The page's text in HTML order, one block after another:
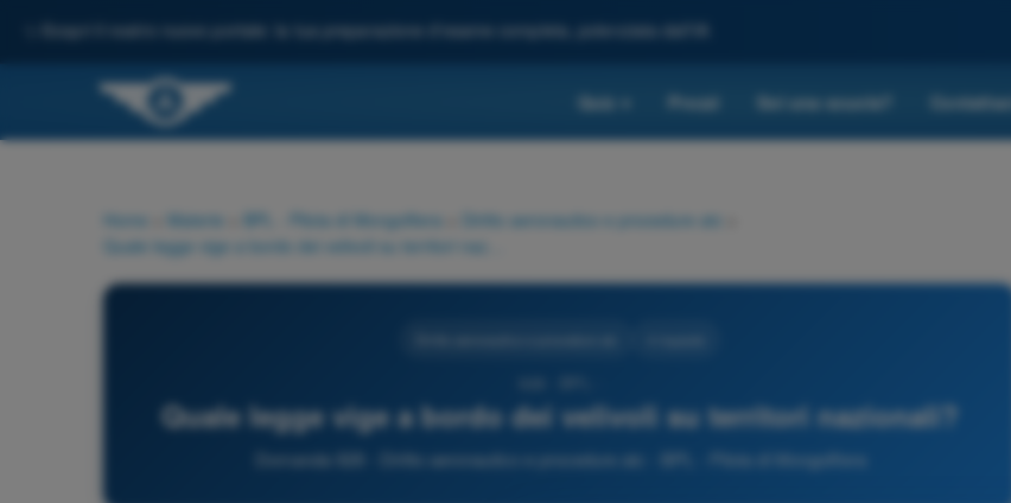
Scopri il nostro nuovo portale: la tua preparazione d'esame completa, potenziata dall'IA
Quiz Prezzi Sei una scuola? Contattaci
Home Materie BPL - Pilota di Mongolfiera Diritto aeronautico e procedure atc
Quale legge vige a bordo dei velivoli su territori nazionali?
Domanda 928 - Diritto aeronautico e procedure atc - BPL - Pilota di Mongolfiera